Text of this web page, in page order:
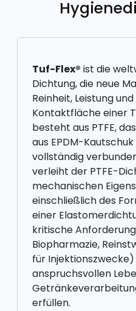
Tuf-Flex® ist die
Dichtung, die neue
Reinheit, Leistung
Kontaktfläche einer
besteht aus PTFE,
aus EPDM-
vollständig
verleiht der PTFE-
mechanischen
einschließlich des
einer
kritische
Biopharmazie,
für Injektionszwecke)
anspruchsvollen
erfüllen.